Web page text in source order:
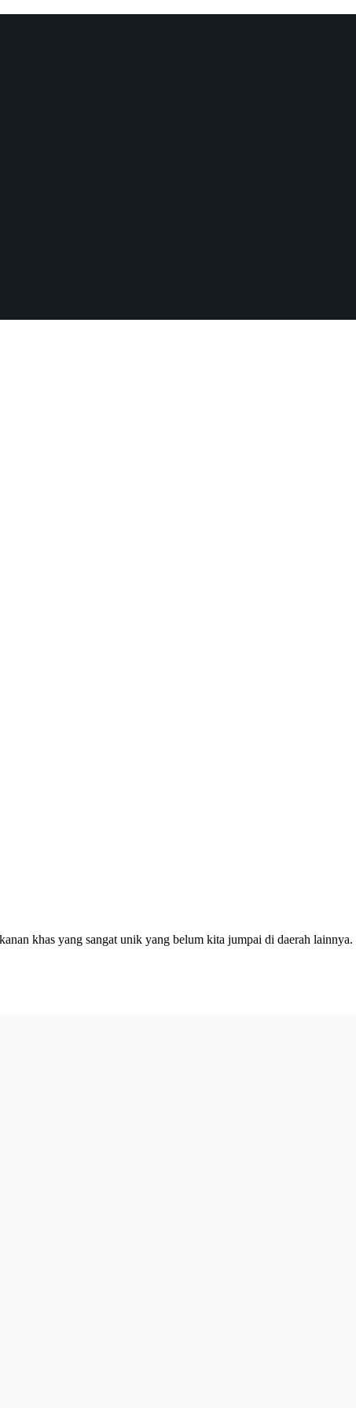
khas yang sangat unik yang belum kita jumpai di daerah lainnya.